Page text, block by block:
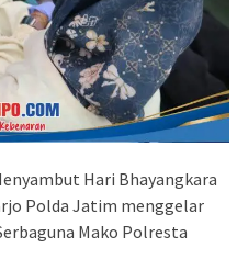
Hari Bhayangkara
Polda Jatim menggelar
Mako Polresta